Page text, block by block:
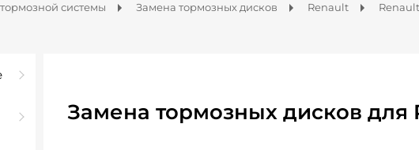
системы Замена тормозных дисков Renault
Замена тормозных дисков для